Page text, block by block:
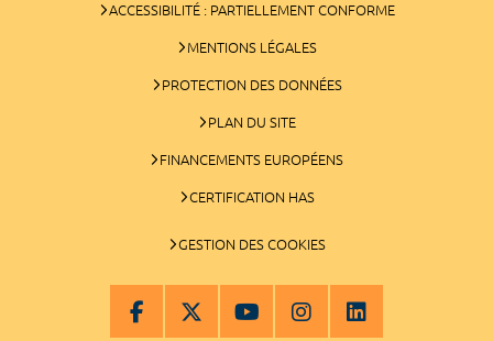
ACCESSIBILITÉ : PARTIELLEMENT CONFORME
MENTIONS LÉGALES
PROTECTION DES DONNÉES
PLAN DU SITE
FINANCEMENTS EUROPÉENS
CERTIFICATION HAS
GESTION DES COOKIES